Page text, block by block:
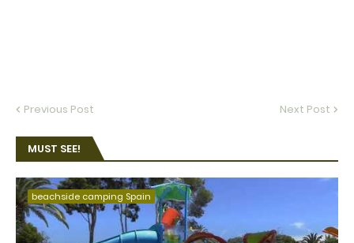
Previous Post Next Post
MUST SEE!
beachside camping Spain